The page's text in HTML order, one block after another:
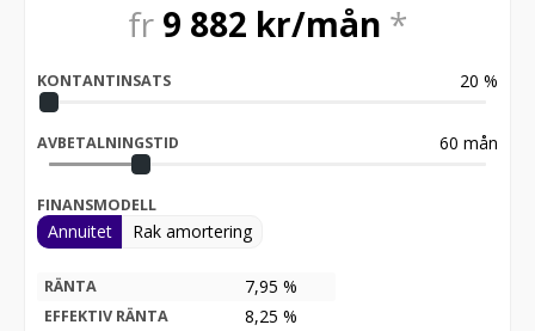
fr 9 882 kr/mån *
KONTANTINSATS 20 %
AVBETALNINGSTID 60 mån
FINANSMODELL
Annuitet Rak amortering
RÄNTA 7,95 %
EFFEKTIV RÄNTA 8,25 %